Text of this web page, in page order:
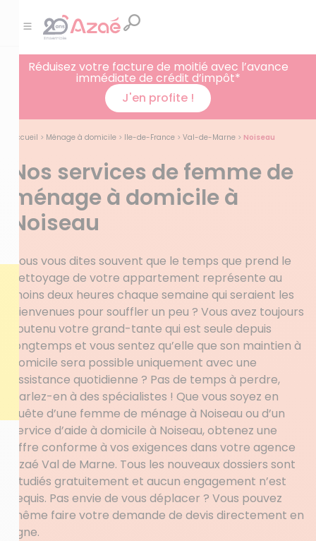
Réduisez votre facture de moitié avec l’avance
immédiate de crédit d’impôt*
J'en profite !
Accueil > Ménage à domicile > Ile-de-France > Val-de-Marne > Noiseau
Nos services de femme de
ménage à domicile à
Noiseau
Vous vous dites souvent que le temps que prend le
nettoyage de votre appartement représente au
moins deux heures chaque semaine qui seraient les
bienvenues pour souffler un peu ? Vous avez toujours
soutenu votre grand-tante qui est seule depuis
longtemps et vous sentez qu’elle que son maintien à
domicile sera possible uniquement avec une
assistance quotidienne ? Pas de temps à perdre,
parlez-en à des spécialistes ! Que vous soyez en
quête d’une femme de ménage à Noiseau ou d’un
service d’aide à domicile à Noiseau, obtenez une
offre conforme à vos exigences dans votre agence
Azaé Val de Marne. Tous les nouveaux dossiers sont
étudiés gratuitement et aucun engagement n’est
requis. Pas envie de vous déplacer ? Vous pouvez
même faire votre demande de devis directement en
ligne.